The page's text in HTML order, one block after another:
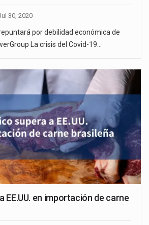
30, 2020
por debilidad económica de
La crisis del Covid-19…
EE.UU. en importación de carne